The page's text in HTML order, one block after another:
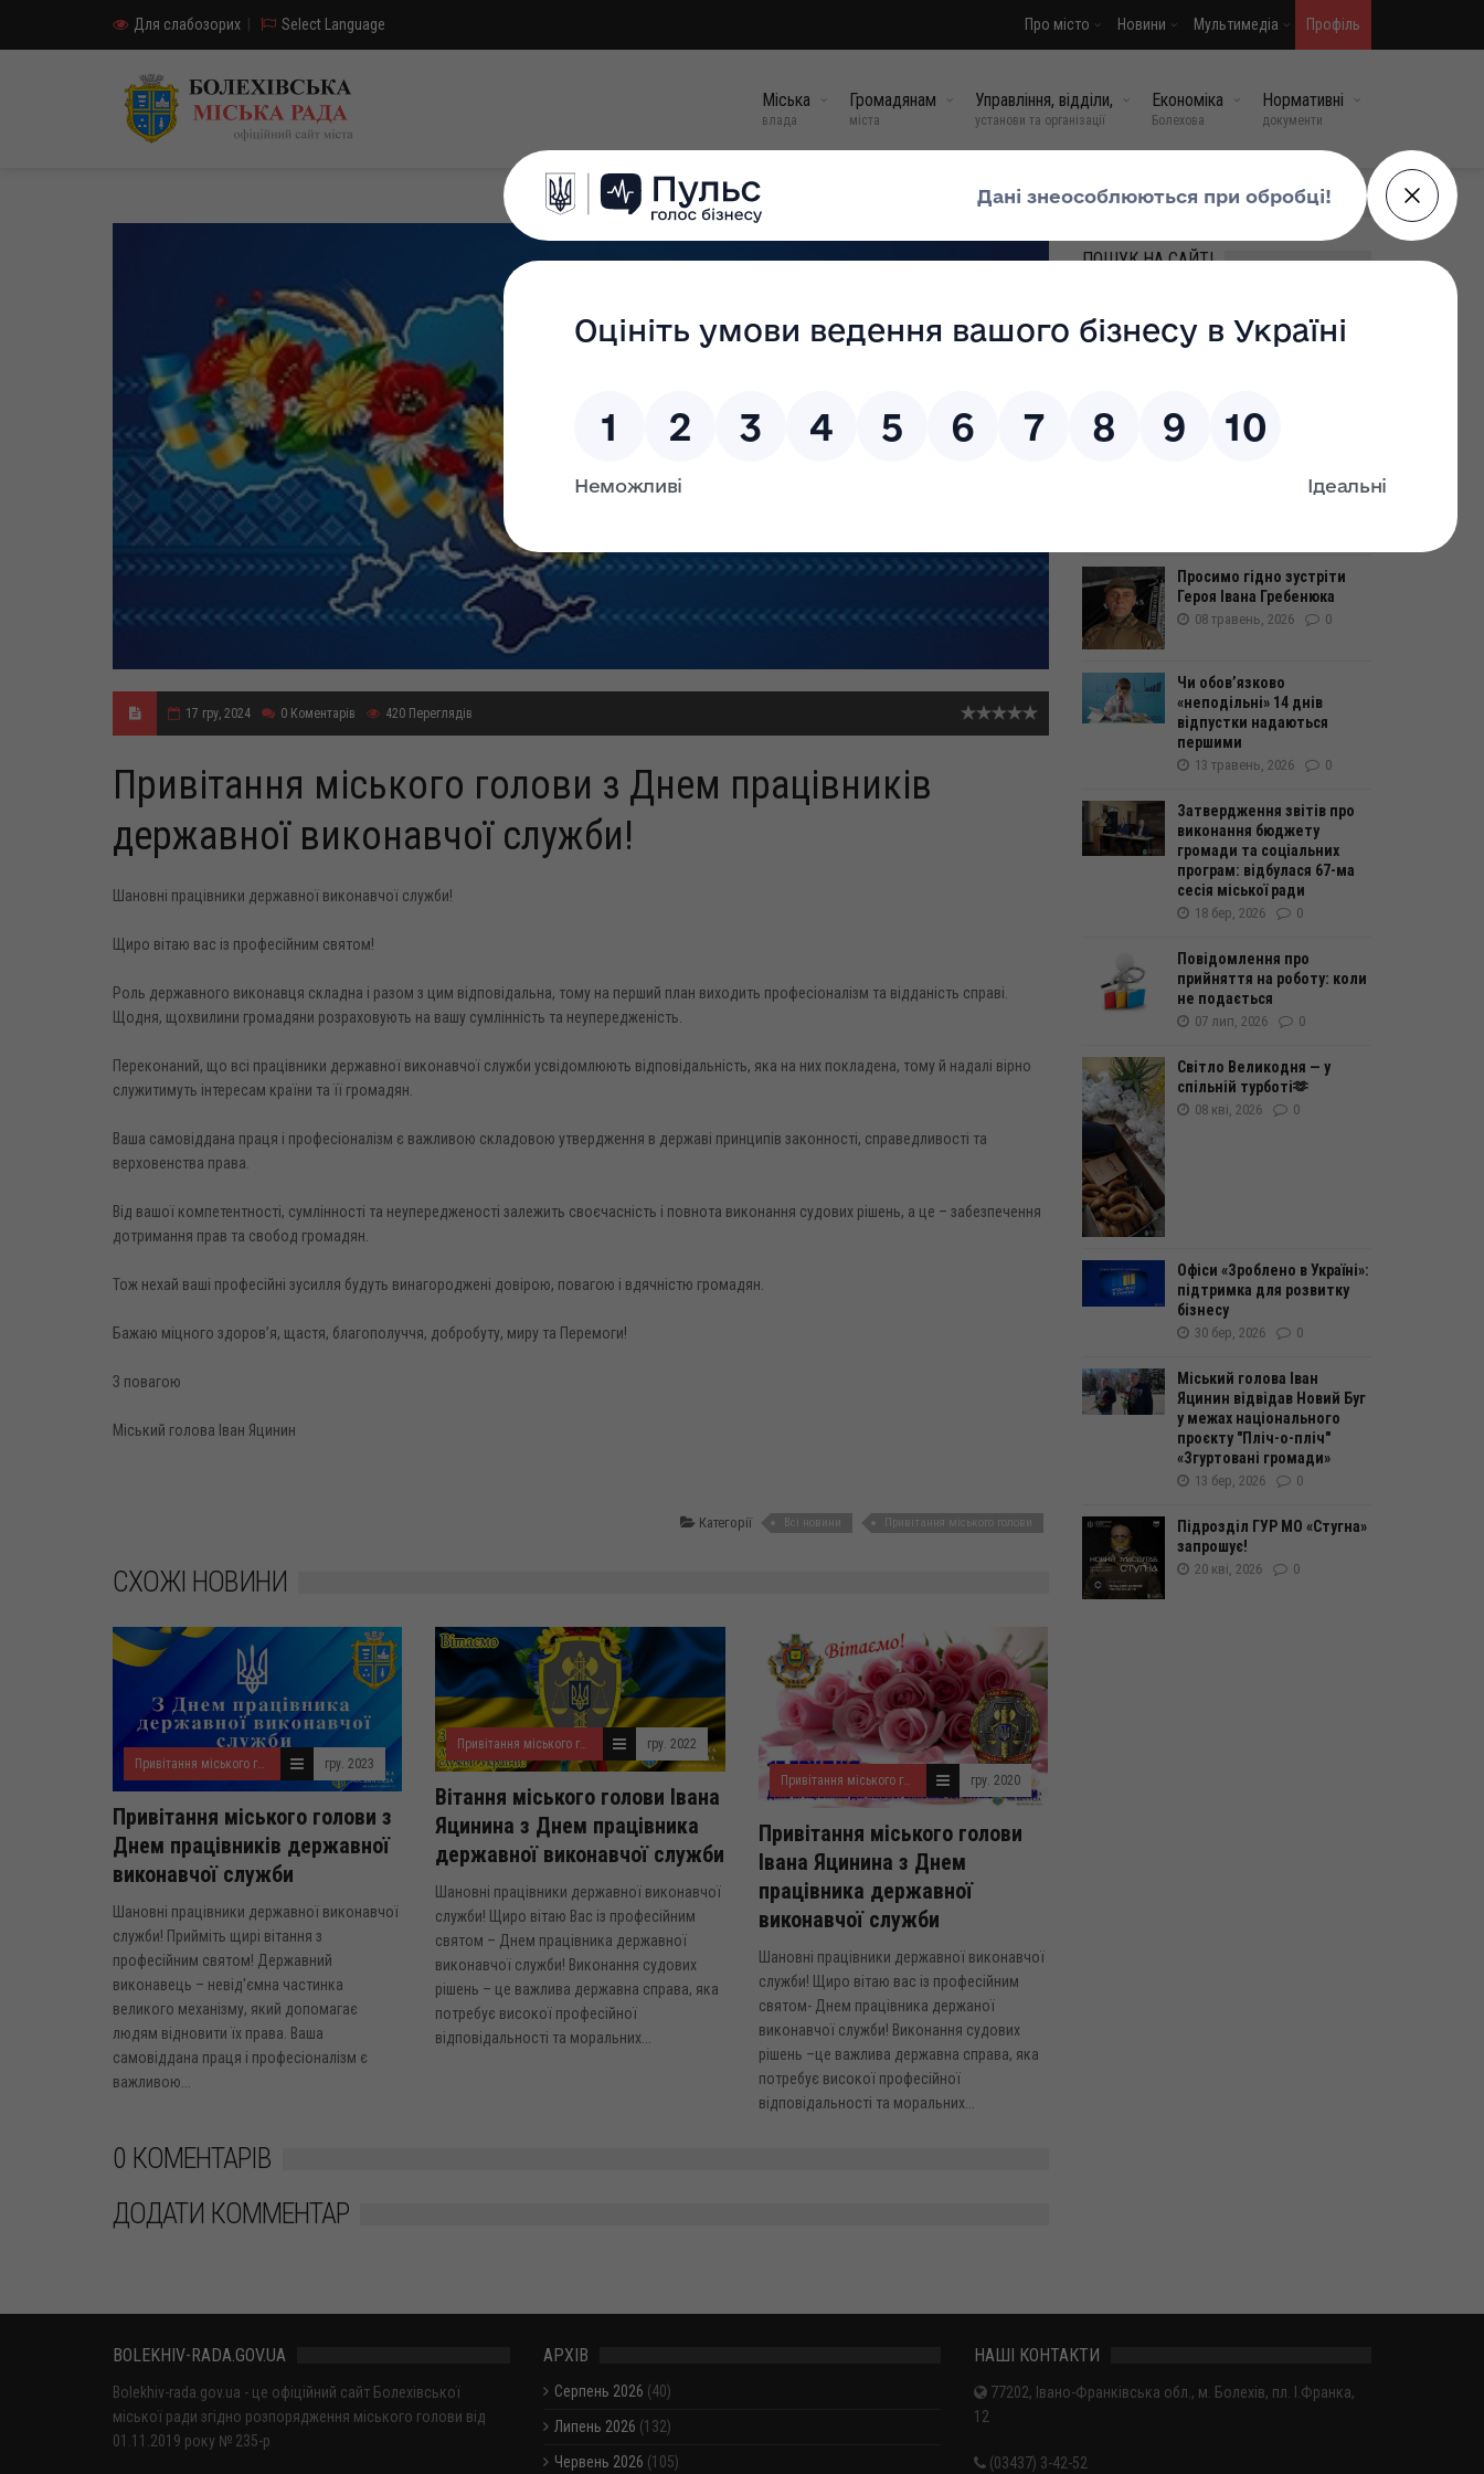
Для слабозорих Select Language Про місто Новини Мультимедіа Профіль
Міська
влада
Громадянам
міста
Управління, відділи,
установи та організації
Економіка
Болехова
Нормативні
документи
17 гру, 2024 0 Коментарів 420 Переглядів
Привітання міського голови з Днем працівників
державної виконавчої служби!
Шановні працівники державної виконавчої служби!
Щиро вітаю вас із професійним святом!
Роль державного виконавця складна і разом з цим відповідальна, тому на перший план виходить професіоналізм та відданість справі.
Щодня, щохвилини громадяни розраховують на вашу сумлінність та неупередженість.
Переконаний, що всі працівники державної виконавчої служби усвідомлюють відповідальність, яка на них покладена, тому й надалі вірно
служитимуть інтересам країни та її громадян.
Ваша самовіддана праця і професіоналізм є важливою складовою утвердження в державі принципів законності, справедливості та
верховенства права.
Від вашої компетентності, сумлінності та неупередженості залежить своєчасність і повнота виконання судових рішень, а це – забезпечення
дотримання прав та свобод громадян.
Тож нехай ваші професійні зусилля будуть винагороджені довірою, повагою і вдячністю громадян.
Бажаю міцного здоров’я, щастя, благополуччя, добробуту, миру та Перемоги!
З повагою
Міський голова Іван Яцинин
Категорії Всі новини Привітання міського голови
СХОЖІ НОВИНИ
Привітання міського голови гру. 2023
Привітання міського голови з
Днем працівників державної
виконавчої служби
Шановні працівники державної виконавчої
служби! Прийміть щирі вітання з
професійним святом! Державний
виконавець – невід'ємна частинка
великого механізму, який допомагає
людям відновити їх права. Ваша
самовіддана праця і професіоналізм є
важливою...
Привітання міського голови гру. 2022
Вітання міського голови Івана
Яцинина з Днем працівника
державної виконавчої служби
Шановні працівники державної виконавчої
служби! Щиро вітаю Вас із професійним
святом – Днем працівника державної
виконавчої служби! Виконання судових
рішень – це важлива державна справа, яка
потребує високої професійної
відповідальності та моральних...
Привітання міського голови гру. 2020
Привітання міського голови
Івана Яцинина з Днем
працівника державної
виконавчої служби
Шановні працівники державної виконавчої
служби! Щиро вітаю вас із професійним
святом- Днем працівника держаної
виконавчої служби! Виконання судових
рішень –це важлива державна справа, яка
потребує високої професійної
відповідальності та моральних...
0 КОМЕНТАРІВ
ДОДАТИ КОММЕНТАР
МИ У СОЦМЕРЕЖАХ
ПОШУК НА САЙТІ
інспекція Карпатського
округу інформує:
Просимо гідно зустріти
Героя Івана Гребенюка
08 травень, 2026 0
Чи обов’язково
«неподільні» 14 днів
відпустки надаються
першими
13 травень, 2026 0
Затвердження звітів про
виконання бюджету
громади та соціальних
програм: відбулася 67-ма
сесія міської ради
18 бер, 2026 0
Повідомлення про
прийняття на роботу: коли
не подається
07 лип, 2026 0
Світло Великодня — у
спільній турботі🫶
08 кві, 2026 0
Офіси «Зроблено в Україні»:
підтримка для розвитку
бізнесу
30 бер, 2026 0
Міський голова Іван
Яцинин відвідав Новий Буг
у межах національного
проєкту "Пліч-о-пліч"
«Згуртовані громади»
13 бер, 2026 0
Підрозділ ГУР МО «Стугна»
запрошує!
20 кві, 2026 0
BOLEKHIV-RADA.GOV.UA
Bolekhiv-rada.gov.ua - це офіційний сайт Болехівської
міської ради згідно розпорядження міського голови від
01.11.2019 року № 235-р
АРХІВ
Серпень 2026 (40)
Липень 2026 (132)
Червень 2026 (105)
НАШІ КОНТАКТИ
77202, Івано-Франківська обл., м. Болехів, пл. І.Франка,
12
(03437) 3-42-52